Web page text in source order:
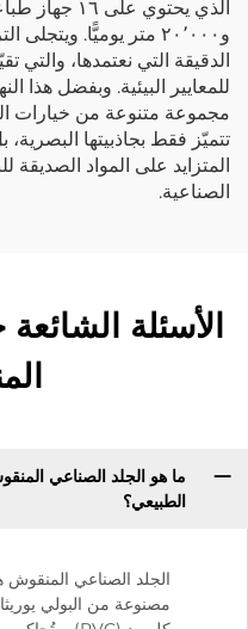
و٢٠٬٠٠٠ متر يوميًّا.
الدقيقة التي نعتمدها، والتي
للمعايير البيئية. وبفضل هذا
مجموعة متنوعة من خيارات
تتميّز فقط بجاذبيتها البصرية،
المتزايد على المواد
الصناعية.
الأسئلة
ما هو الجلد الصناعي
الطبيعي؟
الجلد الصناعي المنقوش